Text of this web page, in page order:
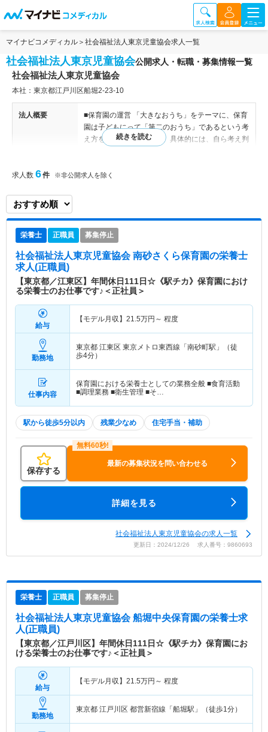
マイナビコメディカル 社会福祉法人東京児童協会求人一覧
社会福祉法人東京児童協会公開求人・転職・募集情報一覧
社会福祉法人東京児童協会
本社：東京都江戸川区船堀2-23-10
法人概要
■保育園の運営 「大きなおうち」をテーマに、保育
園は子どもにって「第二のおうち」であるという考
え方を基本としています。具体的には、自ら考え判
も良く生き、望ましい未来をつくり出す力の基礎を
特色
せた保育園作り心がけています。保育事業のみを行
隣人に迷惑をかけない、社会によき奉仕のできる人
っています。 どの保育園も地域性に合わせた内装
になっています。地域によって特徴があり、地元で
愛される保育園を目指しています。
求人数 6件 ※非公開求人を除く
栄養士 正職員 募集停止
社会福祉法人東京児童協会 南砂さくら保育園の栄養士
求人(正職員)
【東京都／江東区】年間休日111日☆《駅チカ》保育園におけ
る栄養士のお仕事です♪＜正社員＞
給与
【モデル月収】 21.5万円～ 程度
勤務地
東京都 江東区 東京メトロ東西線「南砂町駅」（徒
歩4分）
仕事内容
保育園における栄養士としての業務全般 ■食育活動
■調理業務 ■衛生管理 ■そ…
駅から徒歩5分以内 残業少なめ 住宅手当・補助
保存する
最新の募集状況を問い合わせる
詳細を見る
社会福祉法人東京児童協会の求人一覧
更新日：2024/12/26 求人番号：9860693
栄養士 正職員 募集停止
社会福祉法人東京児童協会 船堀中央保育園の栄養士求
人(正職員)
【東京都／江戸川区】年間休日111日☆《駅チカ》保育園にお
ける栄養士のお仕事です♪＜正社員＞
給与
【モデル月収】 21.5万円～ 程度
勤務地
東京都 江戸川区 都営新宿線「船堀駅」（徒歩1分）